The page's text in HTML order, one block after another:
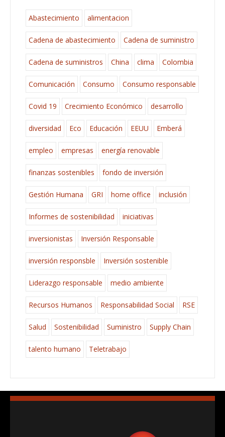
Abastecimiento alimentacion
Cadena de abastecimiento Cadena de suministro
Cadena de suministros China clima Colombia
Comunicación Consumo Consumo responsable
Covid 19 Crecimiento Económico desarrollo
diversidad Eco Educación EEUU Emberá
empleo empresas energía renovable
finanzas sostenibles fondo de inversión
Gestión Humana GRI home office inclusión
Informes de sostenibilidad iniciativas
inversionistas Inversión Responsable
inversión responsble Inversión sostenible
Liderazgo responsable medio ambiente
Recursos Humanos Responsabilidad Social RSE
Salud Sostenibilidad Suministro Supply Chain
talento humano Teletrabajo